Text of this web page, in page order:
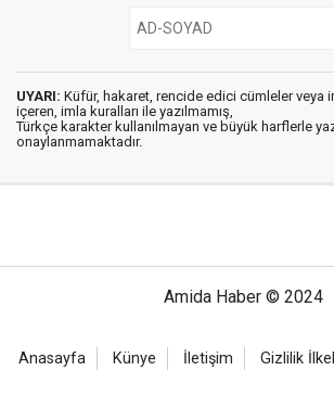
UYARI: Küfür, hakaret, rencide edici cümleler veya
içeren, imla kuralları ile yazılmamış,
Türkçe karakter kullanılmayan ve büyük harflerle
onaylanmamaktadır.
Amida Haber © 2024
Anasayfa Künye İletişim Gizlilik